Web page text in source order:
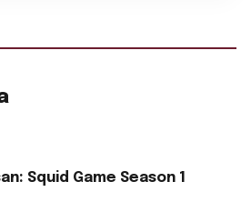
Squid Game Season 1